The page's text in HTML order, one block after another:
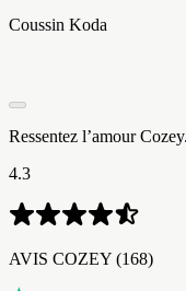
Coussin Koda
Ressentez l’amour Cozey.
4.3
AVIS COZEY​​​​‌ ‍ ​‍​‍‌‍ ‌ ​‍‌‍‍‌‌‍‌ ‌‍‍‌‌‍ ‍​‍​‍​ ‍‍​‍​‍‌ ​ ‌‍​‌‌‍ ‍‌‍‍‌‌ ‌​‌ ‍‌​‍ ‍‌‍‍‌‌‍ ​‍​‍​‍ ​​‍​‍‌‍‍​‌ ​‍‌‍‌‌‌‍‌‍​‍​‍​ ‍‍​‍​‍‌‍‍​‌ ‌​‌ ‌​‌ ​​‌ ​ ​ ‍‍​‍ ​‍ ‌‍ ​‌‍ ‌‍​ ‌‍​‌‌‍ ​‌‍‍​‌‍ ‌ ​ ‌ ‌​​ ‍‍​ ​ ​ ​​​ ​​​ ​​​‍ ‌ ​ ‌ ‌​‌ ‌‌‌‍‌​‌‍‍‌‌‍ ​‍ ‌‍‍‌‌‍ ‍‌ ‌​‌‍‌‌‌‍ ‍‌ ‌​​‍ ‌‍‌‌‌‍‌​‌‍‍‌‌ ‌​​‍ ‌‍ ‌‌‍ ‌‍‌​‌‍‌‌​ ‌‌ ​​‌ ​‍‌‍‌‌‌ ​ ‌‍‌‌‌‍ ‍‌ ‌​‌‍​‌‌ ‌​‌‍‍‌‌‍ ‌‍ ‍​ ‍ ‌‍‍‌‌‍‌​​ ‌‌‍​‌​ ​ ​ ‍‌​ ‌ ​ ​​‌‍‌‍​ ​​​ ​​​‍ ‌​ ​‌​ ‌‍​ ​‍‌‍​ ​‍ ‌​ ‌​​ ​‍​ ‌‍​ ‌​​‍ ‌​ ‍​​ ‌ ​ ‍‌‌‍​ ​‍ ‌​ ‌‍‌‍‌‌‌‍​‌‌‍​‌​ ‌ ​ ​‌​ ​​​ ‍​‌‍​‌‌‍‌‍‌‍‌‍​ ‍‌​ ‍ ‌ ‌​‌ ‍‌‌ ​​‌‍‌‌​ ‌‌ ​​‌‍‌​‌ ​​​ ‍ ‌ ​​‌‍​‌‌ ‌​‌‍‍​​ ‌‌ ‌‍‌‍​‌‌‍ ​‌ ‌‌‌‍‌‌‌​​‌‌‍‌​‌‍‌​‌‍‌‌‌‍‌​‌‌​ ‌‍‌‌‌‍​ ‌ ‌​‌‍‍‌‌‍ ‌‍ ‍‌ ​ ​‍‌‌​ ‌‌‌​​‍‌‌ ‌‍‍ ‌‍‌‌‌ ‍‌​‍‌‌​ ​ ‌​‌​​‍‌‌​ ​ ‌​‌​​‍‌‌​ ​‍​ ​‍‌‍​‌​ ‍​​ ‌‍​ ​​‌‍​‍‌‍‌​‌‍‌‌​ ‌ ​ ​‍​ ‌ ‌‍​ ​ ​​​‍‌‌​ ​‍​ ​‍​‍‌‌​ ‌‌‌​‌​​‍ ‍‌ ​‍‌‍‌‌‌ ‌‍‌‍‍‌‌‍‌‌‌ ‌ ‌‌​ ‌ ‌‌‌‍ ‌‌‍ ‌‌‍​‌‌ ​‍‌ ‍‌‌‌‌​‌‍‌‌‌‍ ‌‌ ​​‌‍ ​‌‍​‌‌ ‌​‌‍‌‌​‍ ‍‌ ​ ‌ ‌‌‌‍ ‌‌‍ ‌‌‍​‌‌ ​‍‌ ‍‌‌​‌​‌‍​‌‌ ‌​‌‍​‌​‍ ‍‌ ‌​‌‍ ‌ ‌​‌‍​‌‌‍ ​‌‌​‍‌‍​‌‌ ‌​‌‍‍‌‌‍ ‍‌‍‌ ‌‌‌​‌‍‌‌‌ ‍​‌ ‌​​ ‌‍​‍‌‍​‌‌ ​ ‌‍‌‌‌‌‌‌‌ ​‍‌‍ ​​ ‌‌‍‍​‌ ‌​‌ ‌​‌ ​​‌ ​ ​‍‌‌​ ​ ‌​​‌​‍‌‌​ ​‍‌​‌‍​‍‌‌​ ​‍‌​‌‍‌‍ ​‌‍ ‌‍​ ‌‍​‌‌‍ ​‌‍‍​‌‍ ‌ ​ ‌ ‌​​‍‌‌​ ​ ‌​​‌​ ​ ​ ​​​ ​​​ ​​​‍‌‌​ ​‍‌​‌‍‌ ​ ‌ ‌​‌ ‌‌‌‍‌​‌‍‍‌‌‍ ​‍‌‍‌‍‍‌‌‍‌​​ ‌‌‍​‌​ ​ ​ ‍‌​ ‌ ​ ​​‌‍‌‍​ ​​​ ​​​‍ ‌​ ​‌​ ‌‍​ ​‍‌‍​ ​‍ ‌​ ‌​​ ​‍​ ‌‍​ ‌​​‍ ‌​ ‍​​ ‌ ​ ‍‌‌‍​ ​‍ ‌​ ‌‍‌‍‌‌‌‍​‌‌‍​‌​ ‌ ​ ​‌​ ​​​ ‍​‌‍​‌‌‍‌‍‌‍‌‍​ ‍‌​‍‌‍‌ ‌​‌ ‍‌‌ ​​‌‍‌‌​ ‌‌ ​​‌‍‌​‌ ​​​‍‌‍‌ ​​‌‍​‌‌ ‌​‌‍‍​​ ‌‌ ‌‍‌‍​‌‌‍ ​‌ ‌‌‌‍‌‌‌​​‌‌‍‌​‌‍‌​‌‍‌‌‌‍‌​‌‌​ ‌‍‌‌‌‍​ ‌ ‌​‌‍‍‌‌‍ ‌‍ ‍‌ ​ ​‍‌‌​ ‌‌‌​​‍‌‌ ‌‍‍ ‌‍‌‌‌ ‍‌​‍‌‌​ ​ ‌​‌​​‍‌‌​ ​ ‌​‌​​‍‌‌​ ​‍​ ​‍‌‍​‌​ ‍​​ ‌‍​ ​​‌‍​‍‌‍‌​‌‍‌‌​ ‌ ​ ​‍​ ‌ ‌‍​ ​ ​​​‍‌‌​ ​‍​ ​‍​‍‌‌​ ‌‌‌​‌​​‍ ‍‌ ​‍‌‍‌‌‌ ‌‍‌‍‍‌‌‍‌‌‌ ‌ ‌‌​ ‌ ‌‌‌‍ ‌‌‍ ‌‌‍​‌‌ ​‍‌ ‍‌‌‌‌​‌‍‌‌‌‍ ‌‌ ​​‌‍ ​‌‍​‌‌ ‌​‌‍‌‌​‍ ‍‌ ​ ‌ ‌‌‌‍ ‌‌‍ ‌‌‍​‌‌ ​‍‌ ‍‌‌​‌​‌‍​‌‌ ‌​‌‍​‌​‍ ‍‌ ‌​‌‍ ‌ ‌​‌‍​‌‌‍ ​‌‌​‍‌‍​‌‌ ‌​‌‍‍‌‌‍ ‍‌‍‌ ‌‌‌​‌‍‌‌‌ ‍​‌ ‌​​‍‌‍‌ ​​‌‍‌‌‌ ​‍‌ ​ ‌ ​​‌‍‌‌‌‍​ ‌ ‌​‌‍‍‌‌ ‌‍‌‍‌‌​ ‌‌ ​​‌ ‌‌‌‍​‍‌‍ ​‌‍‍‌‌ ​ ‌‍‍​‌‍‌‌‌‍‌​​‍​‍‌ ‌ (168)